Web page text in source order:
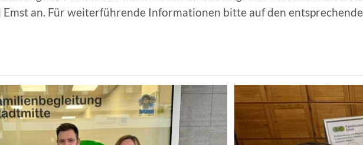
an. Für weiterführende Informationen bitte auf den